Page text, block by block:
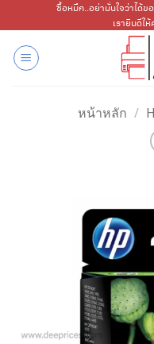
ไป
เนื้อหา
ซื้อหมึก..อย่ามั่นใจว่าได้
เรายินดีใ
หน้าหลัก /